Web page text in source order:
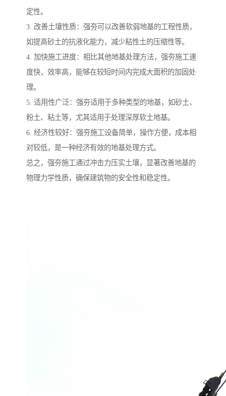
定性。
3. 改善土壤性质：强夯可以改善软弱地基的工程性质，
如提高砂土的抗液化能力，减少粘性土的压缩性等。
4. 加快施工进度：相比其他地基处理方法，强夯施工速
度快，效率高，能够在较短时间内完成大面积的加固处
理。
5. 适用性广泛：强夯适用于多种类型的地基，如砂土、
粉土、粘土等，尤其适用于处理深厚软土地基。
6. 经济性较好：强夯施工设备简单，操作方便，成本相
对较低，是一种经济有效的地基处理方式。
总之，强夯施工通过冲击力压实土壤，显著改善地基的
物理力学性质，确保建筑物的安全性和稳定性。